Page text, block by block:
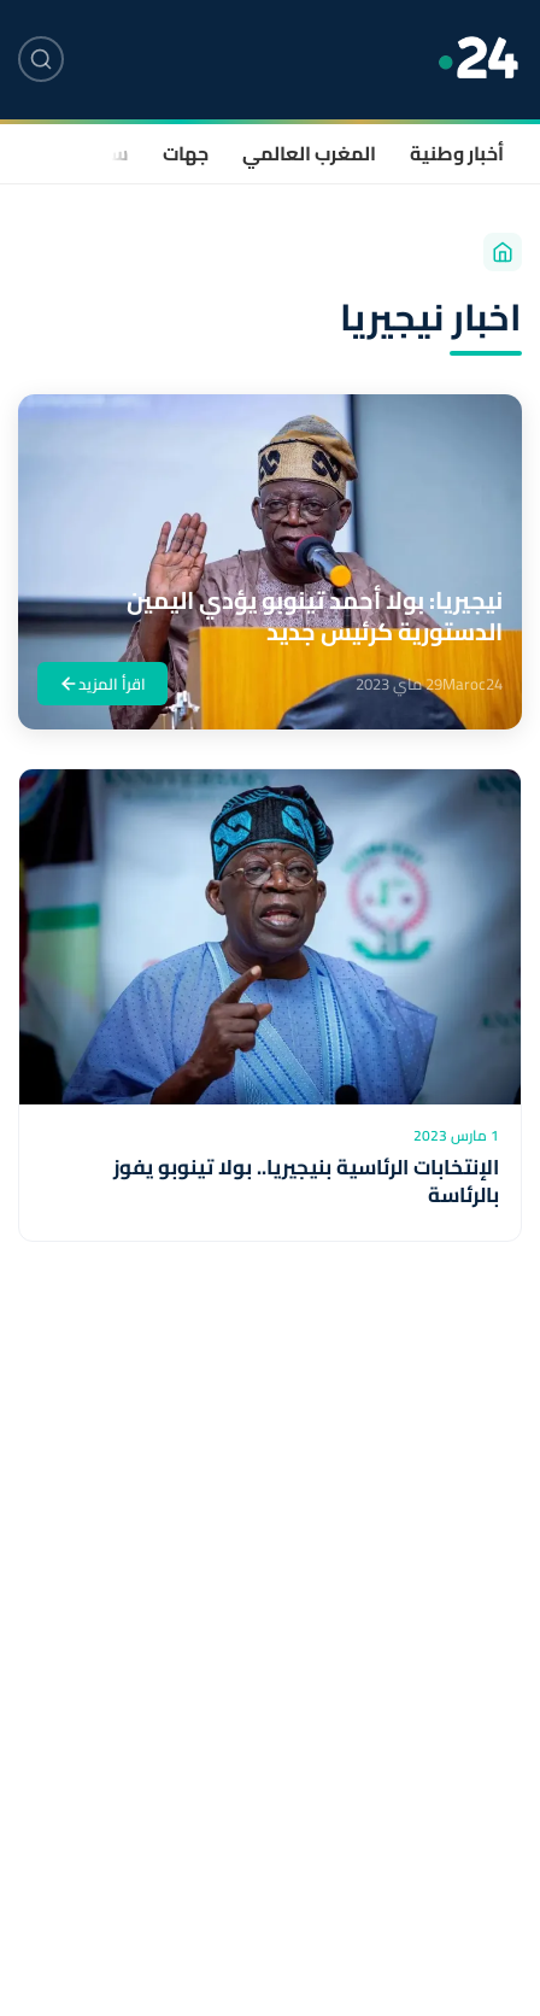
أخبار وطنية المغرب العالمي جهات سياسة
اخبار نيجيريا
نيجيريا: بولا أحمد تينوبو يؤدي اليمين
الدستورية كرئيس جديد
Maroc2429 ماي 2023 اقرأ المزيد
1 مارس 2023
الإنتخابات الرئاسية بنيجيريا.. بولا تينوبو يفوز
بالرئاسة